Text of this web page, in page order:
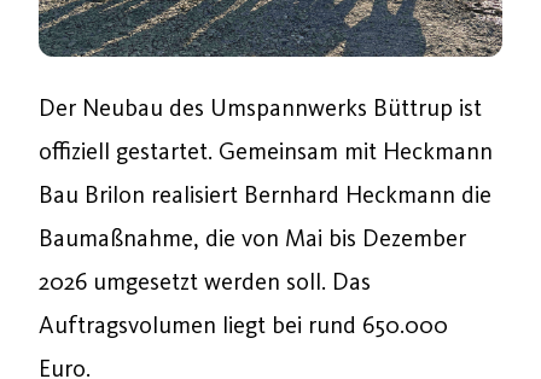
Der Neubau des Umspannwerks Büttrup ist
offiziell gestartet. Gemeinsam mit Heckmann
Bau Brilon realisiert Bernhard Heckmann die
Baumaßnahme, die von Mai bis Dezember
2026 umgesetzt werden soll. Das
Auftragsvolumen liegt bei rund 650.000
Euro.